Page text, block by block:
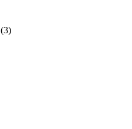
(3)